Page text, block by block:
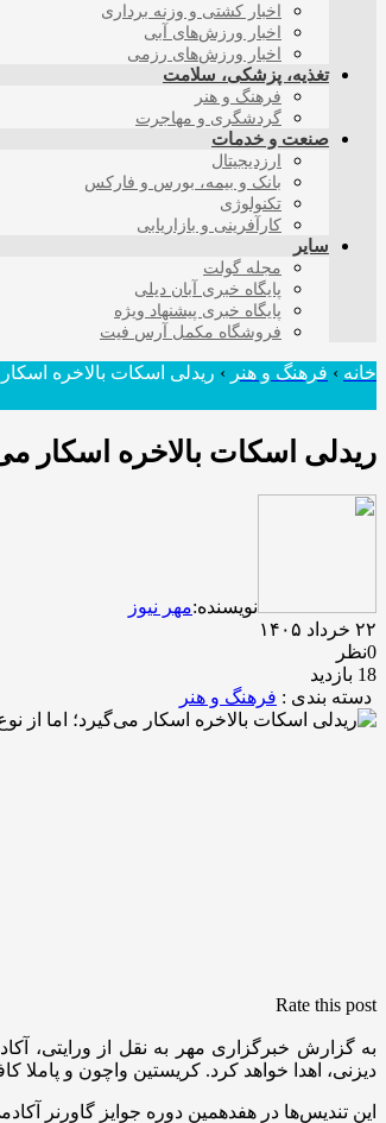
اخبار کشتی و وزنه برداری
اخبار ورزش‌های آبی
اخبار ورزش‌های رزمی
تغذیه، پزشکی، سلامت
فرهنگ و هنر
گردشگری و مهاجرت
صنعت و خدمات
ارزدیجیتال
بانک و بیمه، بورس و فارکس
تکنولوژی
کارآفرینی و بازاریابی
سایر
مجله گولت
پایگاه خبری آبان دیلی
پایگاه خبری پیشنهاد ویژه
فروشگاه مکمل آرس فیت
خانه › فرهنگ و هنر › ریدلی اسکات بالاخره
ریدلی اسکات بالاخره اسکار
نویسنده:مهر نیوز
۲۲ خرداد ۱۴۰۵
0نظر
18 بازدید
دسته بندی : فرهنگ و هنر
Rate this post
به گزارش خبرگزاری مهر به نقل از ورایتی،
دیزنی، اهدا خواهد کرد. کریستین واچون و پاملا
این تندیس‌ها در هفدهمین دوره جوایز گاورنر آکادمی که ۱۵ نوامبر (۲۴ آبان) برگزار می‌شود، اهدا